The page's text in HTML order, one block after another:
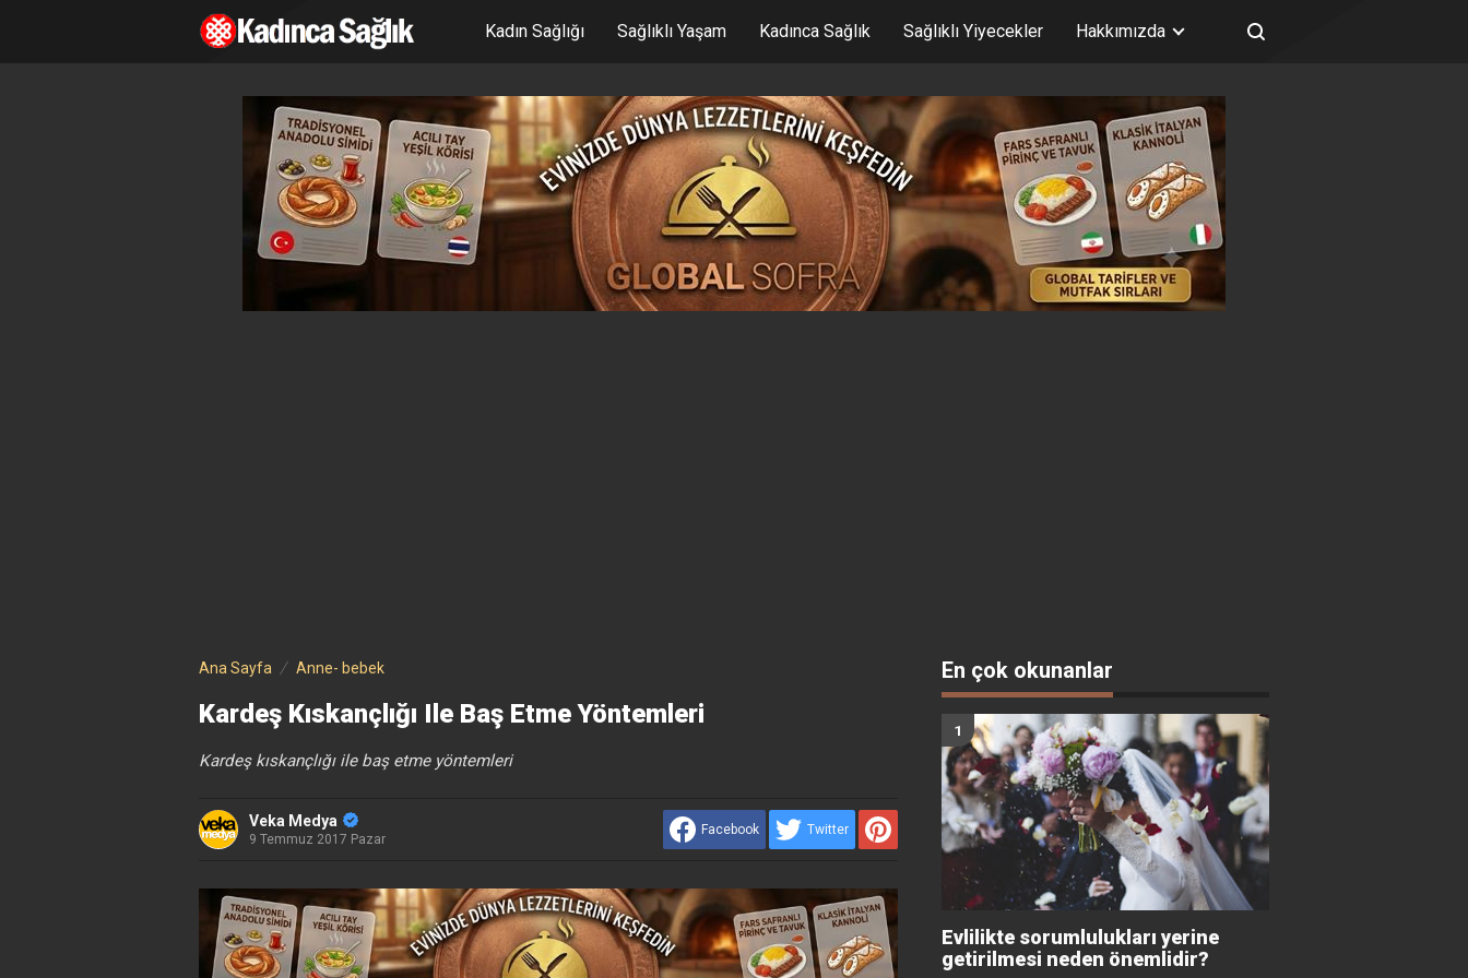
Kadın Sağlığı Sağlıklı Yaşam Kadınca Sağlık Sağlıklı Yiyecekler Hakkımızda
Ana Sayfa Anne- bebek
Kardeş Kıskançlığı Ile Baş Etme Yöntemleri
Kardeş kıskançlığı ile baş etme yöntemleri
Veka Medya
9 Temmuz 2017 Pazar
Facebook Twitter
En çok okunanlar
Evlilikte sorumlulukları yerine
getirilmesi neden önemlidir?